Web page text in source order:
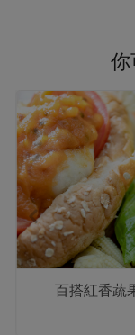
百搭紅香蔬